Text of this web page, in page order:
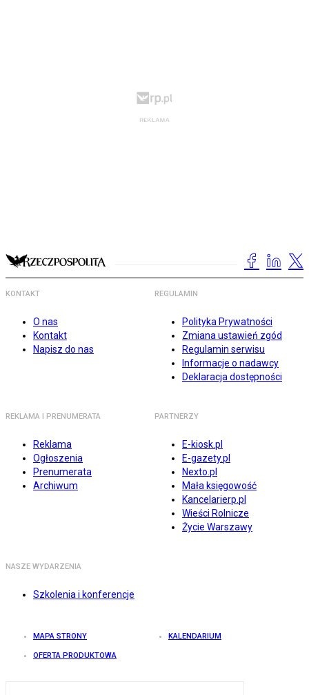
KONTAKT
O nas
Kontakt
Napisz do nas
REGULAMIN
Polityka Prywatności
Zmiana ustawień zgód
Regulamin serwisu
Informacje o nadawcy
Deklaracja dostępności
REKLAMA I PRENUMERATA
Reklama
Ogłoszenia
Prenumerata
Archiwum
PARTNERZY
E-kiosk.pl
E-gazety.pl
Nexto.pl
Mała księgowość
Kancelarierp.pl
Wieści Rolnicze
Życie Warszawy
NASZE WYDARZENIA
Szkolenia i konferencje
MAPA STRONY KALENDARIUM
OFERTA PRODUKTOWA